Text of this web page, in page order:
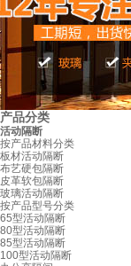
产品分类
活动隔断
按产品材料分类
板材活动隔断
布艺硬包隔断
皮革软包隔断
玻璃活动隔断
按产品型号分类
65型活动隔断
80型活动隔断
85型活动隔断
100型活动隔断
天心酒楼